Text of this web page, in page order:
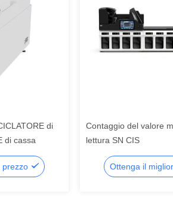
di
di cassa
prezzo
Contaggio del valore
lettura SN CIS
Ottenga il